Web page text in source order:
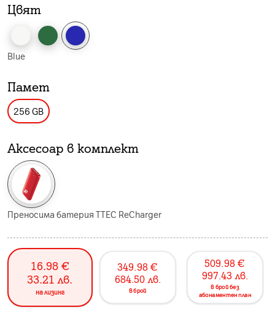
Цвят
Blue
Памет
256 GB
Аксесоар в комплект
Преносима батерия TTEC ReCharger
16.98 €
33.21 лв.
на лизинг
349.98 €
684.50 лв.
в брой
509.98 €
997.43 лв.
в брой без
абонаментен план